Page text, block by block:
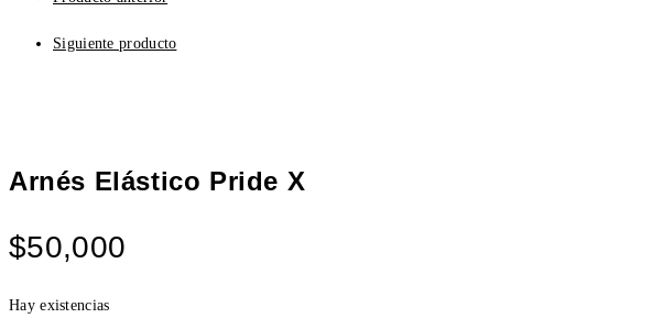
Siguiente producto
Arnés Elástico Pride X
$50,000
Hay existencias